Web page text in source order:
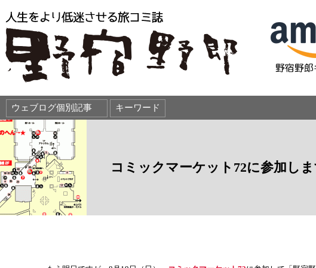
コミックマーケット72に参加し